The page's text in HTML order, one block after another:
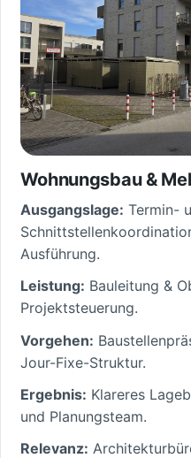
Wohnungsbau &
Ausgangslage: Termin-
Ausführung.
Leistung: Bauleitung &
Projektsteuerung.
Vorgehen:
Jour-Fixe-Struktur.
Ergebnis: Klareres
und Planungsteam.
Relevanz: